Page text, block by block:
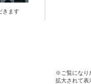
きます
※ご覧になり
拡大されて表